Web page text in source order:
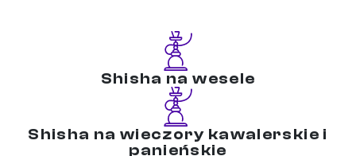
Shisha na wesele
Shisha na wieczory kawalerskie i
panieńskie